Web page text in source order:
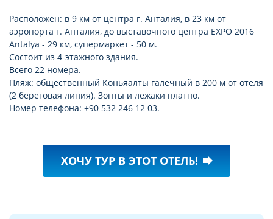
Расположен: в 9 км от центра г. Анталия, в 23 км от
аэропорта г. Анталия, до выставочного центра EXPO 2016
Antalya - 29 км, супермаркет - 50 м.
Состоит из 4-этажного здания.
Всего 22 номера.
Пляж: общественный Коньяалты галечный в 200 м от отеля
(2 береговая линия). Зонты и лежаки платно.
Номер телефона: +90 532 246 12 03.
ХОЧУ ТУР В ЭТОТ ОТЕЛЬ! forward